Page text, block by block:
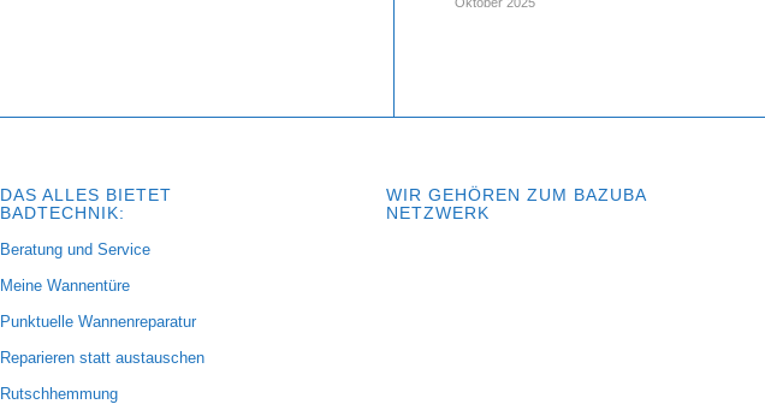
DAS ALLES BIETET
BADTECHNIK:
Beratung und Service
Meine Wannentüre
Punktuelle Wannenreparatur
Reparieren statt austauschen
Rutschhemmung
WIR GEHÖREN ZUM BAZUBA
NETZWERK